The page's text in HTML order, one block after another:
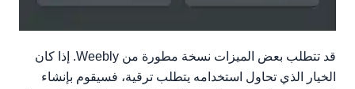
قد تتطلب بعض الميزات نسخة مطورة من Weebly. إذا كان
الخيار الذي تحاول استخدامه يتطلب ترقية، فسيقوم بإنشاء